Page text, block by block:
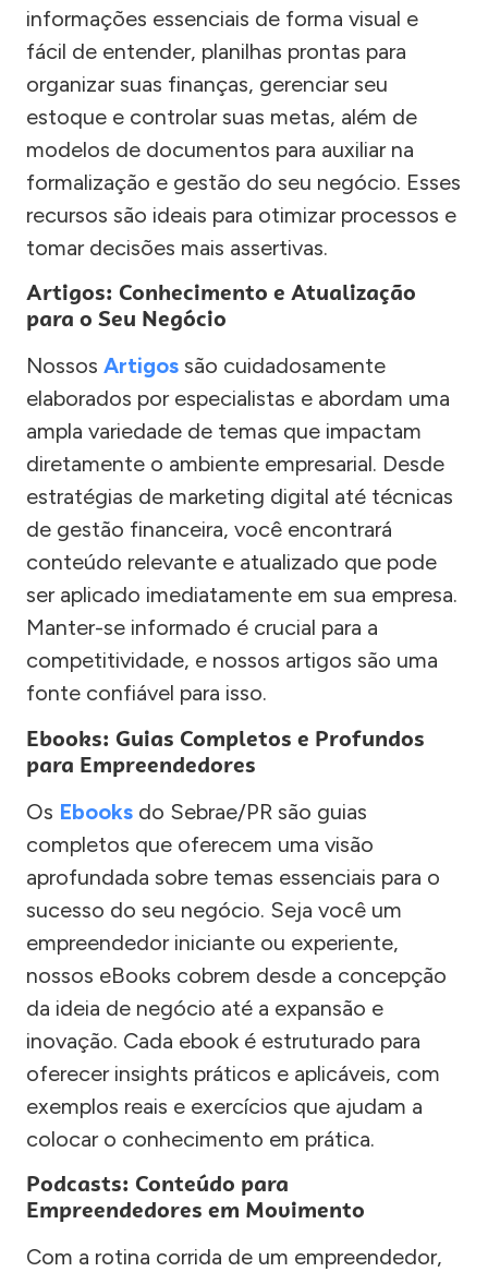
informações essenciais de forma visual e
fácil de entender, planilhas prontas para
organizar suas finanças, gerenciar seu
estoque e controlar suas metas, além de
modelos de documentos para auxiliar na
formalização e gestão do seu negócio. Esses
recursos são ideais para otimizar processos e
tomar decisões mais assertivas.
Artigos: Conhecimento e Atualização
para o Seu Negócio
Nossos Artigos são cuidadosamente
elaborados por especialistas e abordam uma
ampla variedade de temas que impactam
diretamente o ambiente empresarial. Desde
estratégias de marketing digital até técnicas
de gestão financeira, você encontrará
conteúdo relevante e atualizado que pode
ser aplicado imediatamente em sua empresa.
Manter-se informado é crucial para a
competitividade, e nossos artigos são uma
fonte confiável para isso.
Ebooks: Guias Completos e Profundos
para Empreendedores
Os Ebooks do Sebrae/PR são guias
completos que oferecem uma visão
aprofundada sobre temas essenciais para o
sucesso do seu negócio. Seja você um
empreendedor iniciante ou experiente,
nossos eBooks cobrem desde a concepção
da ideia de negócio até a expansão e
inovação. Cada ebook é estruturado para
oferecer insights práticos e aplicáveis, com
exemplos reais e exercícios que ajudam a
colocar o conhecimento em prática.
Podcasts: Conteúdo para
Empreendedores em Movimento
Com a rotina corrida de um empreendedor,